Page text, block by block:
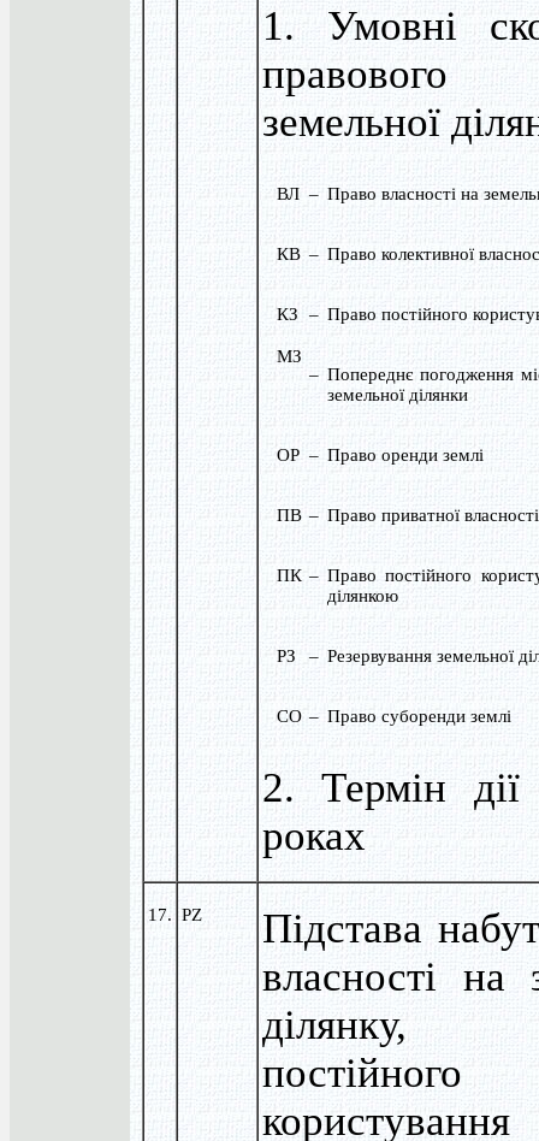
1. Умовні
правового
земельної
ВЛ – Право власності на
КВ – Право колективної
КЗ – Право постійного
МЗ
– Попереднє погодження
земельної ділянки
ОР – Право оренди землі
ПВ – Право приватної
ПК – Право постійного
ділянкою
РЗ – Резервування земельної
СО – Право суборенди землі
2. Термін
роках
17. PZ
Підстава
власності на
ділянку,
постійного
користування